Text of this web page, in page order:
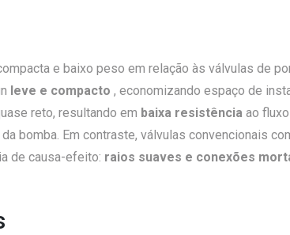
e baixo peso em relação às válvulas de
leve e compacto , economizando espaço de
reto, resultando em baixa resistência ao
bomba. Em contraste, válvulas convencionais
de causa-efeito: raios suaves e conexões